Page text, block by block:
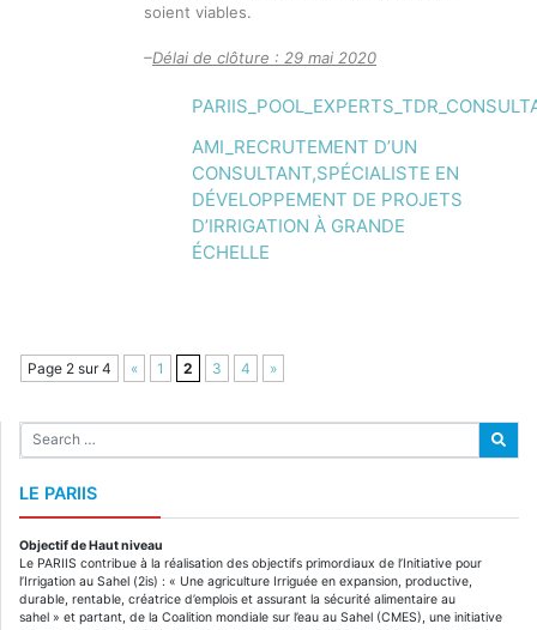
soient viables.
–Délai de clôture : 29 mai 2020
AMI_RECRUTEMENT D’UN
CONSULTANT,SPÉCIALISTE EN
DÉVELOPPEMENT DE PROJETS
D’IRRIGATION À GRANDE
ÉCHELLE
Page 2 sur 4 « 1 2 3 4 »
LE PARIIS
Objectif de Haut niveau
Le PARIIS contribue à la réalisation des objectifs primordiaux de l’Initiative pour
l’Irrigation au Sahel (2is) : « Une agriculture Irriguée en expansion, productive,
durable, rentable, créatrice d’emplois et assurant la sécurité alimentaire au
sahel » et partant, de la Coalition mondiale sur l’eau au Sahel (CMES), une initiative